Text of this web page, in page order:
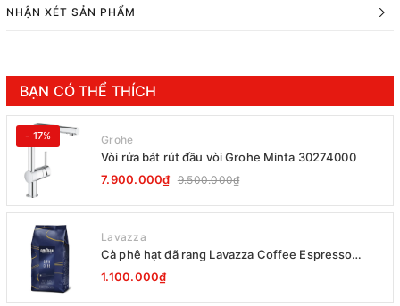
NHẬN XÉT SẢN PHẨM
BẠN CÓ THỂ THÍCH
- 17% Grohe
Vòi rửa bát rút đầu vòi Grohe Minta 30274000
7.900.000₫ 9.500.000₫
Lavazza
Cà phê hạt đã rang Lavazza Coffee Espresso
Super Crema 1000g Date 12-2027
1.100.000₫